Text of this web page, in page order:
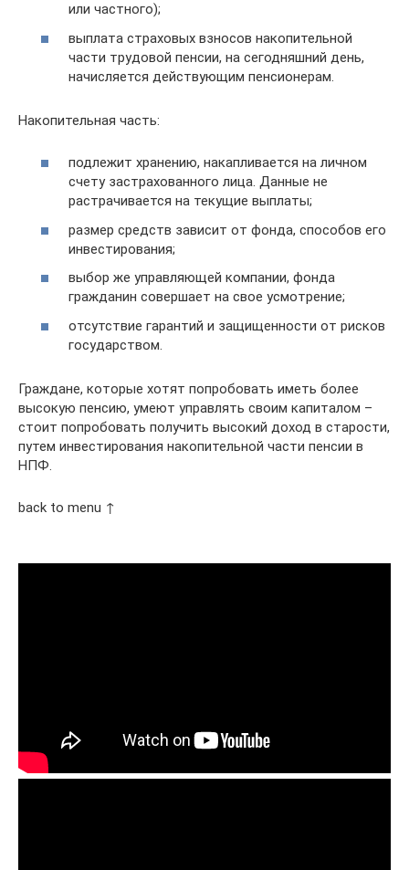
или частного);
выплата страховых взносов накопительной
части трудовой пенсии, на сегодняшний день,
начисляется действующим пенсионерам.
Накопительная часть:
подлежит хранению, накапливается на личном
счету застрахованного лица. Данные не
растрачивается на текущие выплаты;
размер средств зависит от фонда, способов его
инвестирования;
выбор же управляющей компании, фонда
гражданин совершает на свое усмотрение;
отсутствие гарантий и защищенности от рисков
государством.
Граждане, которые хотят попробовать иметь более
высокую пенсию, умеют управлять своим капиталом –
стоит попробовать получить высокий доход в старости,
путем инвестирования накопительной части пенсии в
НПФ.
back to menu ↑